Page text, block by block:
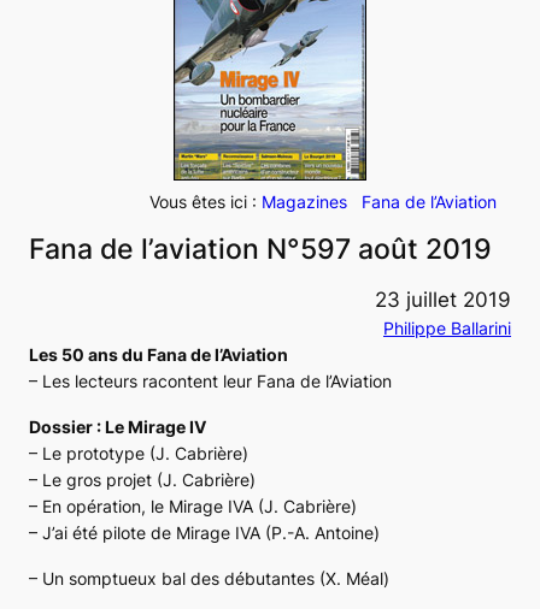
r
c
h
e
r
Vous êtes ici : Magazines Fana de l’Aviation
Fana de l’aviation N°597 août 2019
23 juillet 2019
Philippe Ballarini
Les 50 ans du Fana de l’Aviation
– Les lecteurs racontent leur Fana de l’Aviation
Dossier : Le Mirage IV
– Le prototype (J. Cabrière)
– Le gros projet (J. Cabrière)
– En opération, le Mirage IVA (J. Cabrière)
– J’ai été pilote de Mirage IVA (P.-A. Antoine)
– Un somptueux bal des débutantes (X. Méal)